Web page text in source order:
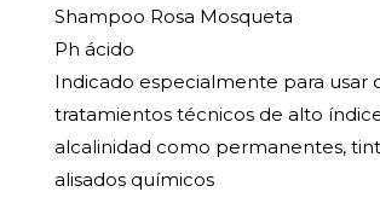
Shampoo Rosa Mosqueta
Ph ácido
Indicado especialmente para usar
tratamientos técnicos de alto
alcalinidad como permanentes,
alisados químicos